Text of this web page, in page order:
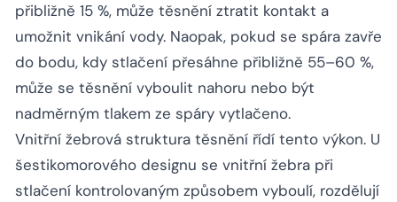
přibližně 15 %, může těsnění ztratit kontakt a
umožnit vnikání vody. Naopak, pokud se spára zavře
do bodu, kdy stlačení přesáhne přibližně 55–60 %,
může se těsnění vyboulit nahoru nebo být
nadměrným tlakem ze spáry vytlačeno.
Vnitřní žebrová struktura těsnění řídí tento výkon. U
šestikomorového designu se vnitřní žebra při
stlačení kontrolovaným způsobem vyboulí, rozdělují